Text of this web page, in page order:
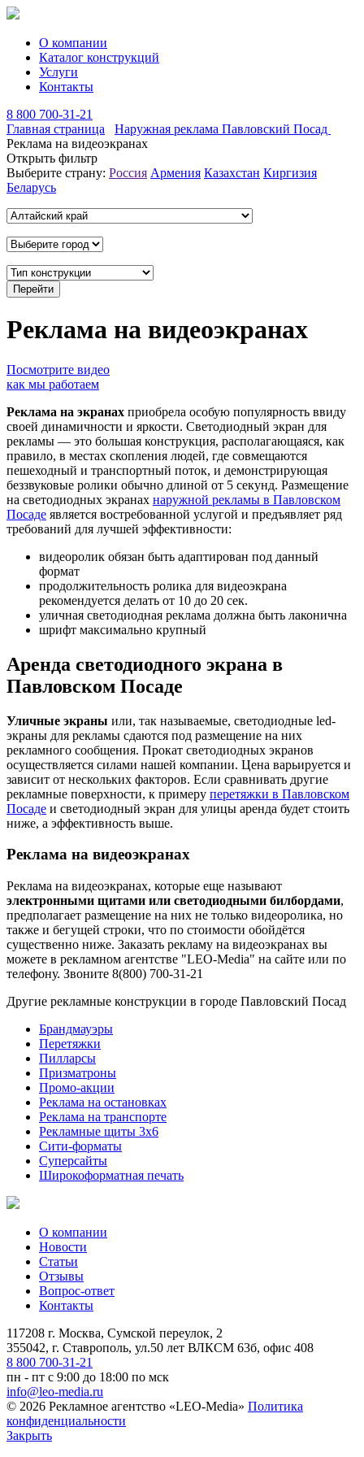
О компании
Каталог конструкций
Услуги
Контакты
8 800 700-31-21
Главная страница
Наружная реклама Павловский Посад
Реклама на видеоэкранах
Открыть фильтр
Выберите страну: Россия Армения Казахстан Киргизия
Беларусь
Реклама на видеоэкранах
Посмотрите видео
как мы работаем
Реклама на экранах приобрела особую популярность ввиду
своей динамичности и яркости. Светодиодный экран для
рекламы — это большая конструкция, располагающаяся, как
правило, в местах скопления людей, где совмещаются
пешеходный и транспортный поток, и демонстрирующая
беззвуковые ролики обычно длиной от 5 секунд. Размещение
на светодиодных экранах наружной рекламы в Павловском
Посаде является востребованной услугой и предъявляет ряд
требований для лучшей эффективности:
видеоролик обязан быть адаптирован под данный
формат
продолжительность ролика для видеоэкрана
рекомендуется делать от 10 до 20 сек.
уличная светодиодная реклама должна быть лаконична
шрифт максимально крупный
Аренда светодиодного экрана в
Павловском Посаде
Уличные экраны или, так называемые, светодиодные led-
экраны для рекламы сдаются под размещение на них
рекламного сообщения. Прокат светодиодных экранов
осуществляется силами нашей компании. Цена варьируется и
зависит от нескольких факторов. Если сравнивать другие
рекламные поверхности, к примеру перетяжки в Павловском
Посаде и светодиодный экран для улицы аренда будет стоить
ниже, а эффективность выше.
Реклама на видеоэкранах
Реклама на видеоэкранах, которые еще называют
электронными щитами или светодиодными билбордами,
предполагает размещение на них не только видеоролика, но
также и бегущей строки, что по стоимости обойдётся
существенно ниже. Заказать рекламу на видеоэкранах вы
можете в рекламном агентстве "LEO-Media" на сайте или по
телефону. Звоните 8(800) 700-31-21
Другие рекламные конструкции в городе Павловский Посад
Брандмауэры
Перетяжки
Пилларсы
Призматроны
Промо-акции
Реклама на остановках
Реклама на транспорте
Рекламные щиты 3х6
Сити-форматы
Суперсайты
Широкоформатная печать
О компании
Новости
Статьи
Отзывы
Вопрос-ответ
Контакты
117208 г. Москва, Сумской переулок, 2
355042, г. Ставрополь, ул.50 лет ВЛКСМ 63б, офис 408
8 800 700-31-21
пн - пт с 9:00 до 18:00 по мск
info@leo-media.ru
© 2026 Рекламное агентство «LEO-Media» Политика
конфиденциальности
Закрыть